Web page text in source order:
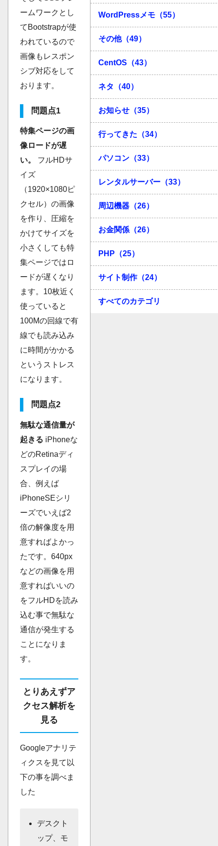
ームワークとし
てBootstrapが使
われているので
画像もレスポン
シブ対応をして
おります。
問題点1
特集ページの画
像ロードが遅
い。
フルHDサ
イズ
（1920×1080ピ
クセル）の画像
を作り、圧縮を
かけてサイズを
小さくしても特
集ページではロ
ードが遅くなり
ます。10枚近く
使っていると
100Mの回線で有
線でも読み込み
に時間がかかる
というストレス
になります。
問題点2
無駄な通信量が
起きる iPhoneな
どのRetinaディ
スプレイの場
合、例えば
iPhoneSEシリ
ーズでいえば2
倍の解像度を用
意すればよかっ
たです。640px
などの画像を用
意すればいいの
をフルHDを読み
込む事で無駄な
通信が発生する
ことになりま
す。
とりあえずア
クセス解析を
見る
Googleアナリテ
ィクスを見て以
下の事を調べま
した
デスクト
ップ、モ
WordPressメモ（55）
その他（49）
CentOS（43）
ネタ（40）
お知らせ（35）
行ってきた（34）
パソコン（33）
レンタルサーバー（33）
周辺機器（26）
お金関係（26）
PHP（25）
サイト制作（24）
すべてのカテゴリ